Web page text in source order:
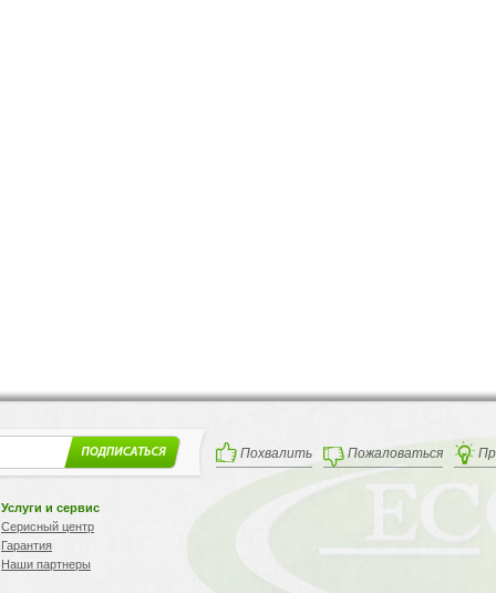
Похвалить Пожаловаться
Услуги и сервис
Серисный центр
Гарантия
Наши партнеры